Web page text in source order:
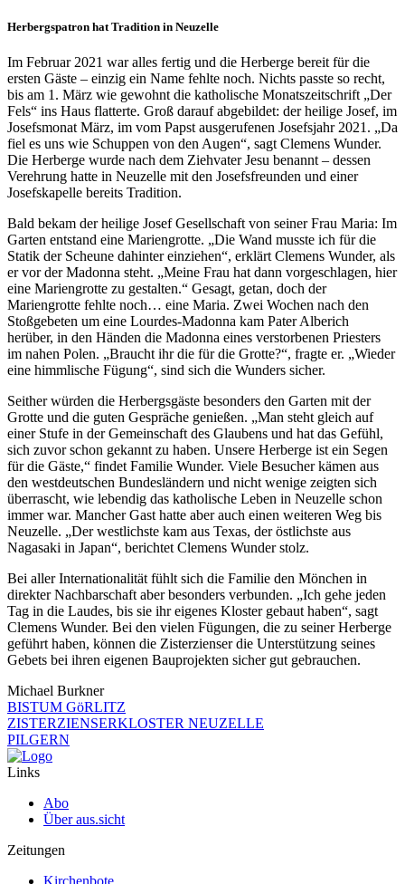
Herbergspatron hat Tradition in Neuzelle
Im Februar 2021 war alles fertig und die Herberge bereit für die
ersten Gäste – einzig ein Name fehlte noch. Nichts passte so recht,
bis am 1. März wie gewohnt die katholische Monatszeitschrift „Der
Fels“ ins Haus flatterte. Groß darauf abgebildet: der heilige Josef, im
Josefsmonat März, im vom Papst ausgerufenen Josefsjahr 2021. „Da
fiel es uns wie Schuppen von den Augen“, sagt Clemens Wunder.
Die Herberge wurde nach dem Ziehvater Jesu benannt – dessen
Verehrung hatte in Neuzelle mit den Josefsfreunden und einer
Josefskapelle bereits Tradition.
Bald bekam der heilige Josef Gesellschaft von seiner Frau Maria: Im
Garten entstand eine Mariengrotte. „Die Wand musste ich für die
Statik der Scheune dahinter einziehen“, erklärt Clemens Wunder, als
er vor der Madonna steht. „Meine Frau hat dann vorgeschlagen, hier
eine Mariengrotte zu gestalten.“ Gesagt, getan, doch der
Mariengrotte fehlte noch… eine Maria. Zwei Wochen nach den
Stoßgebeten um eine Lourdes-Madonna kam Pater Alberich
herüber, in den Händen die Madonna eines verstorbenen Priesters
im nahen Polen. „Braucht ihr die für die Grotte?“, fragte er. „Wieder
eine himmlische Fügung“, sind sich die Wunders sicher.
Seither würden die Herbergsgäste besonders den Garten mit der
Grotte und die guten Gespräche genießen. „Man steht gleich auf
einer Stufe in der Gemeinschaft des Glaubens und hat das Gefühl,
sich zuvor schon gekannt zu haben. Unsere Herberge ist ein Segen
für die Gäste,“ findet Familie Wunder. Viele Besucher kämen aus
den westdeutschen Bundesländern und nicht wenige zeigten sich
überrascht, wie lebendig das katholische Leben in Neuzelle schon
immer war. Mancher Gast hatte aber auch einen weiteren Weg bis
Neuzelle. „Der westlichste kam aus Texas, der östlichste aus
Nagasaki in Japan“, berichtet Clemens Wunder stolz.
Bei aller Internationalität fühlt sich die Familie den Mönchen in
direkter Nachbarschaft aber besonders verbunden. „Ich gehe jeden
Tag in die Laudes, bis sie ihr eigenes Kloster gebaut haben“, sagt
Clemens Wunder. Bei den vielen Fügungen, die zu seiner Herberge
geführt haben, können die Zisterzienser die Unterstützung seines
Gebets bei ihren eigenen Bauprojekten sicher gut gebrauchen.
Michael Burkner
BISTUM GöRLITZ
ZISTERZIENSERKLOSTER NEUZELLE
PILGERN
Links
Abo
Über aus.sicht
Zeitungen
Kirchenbote